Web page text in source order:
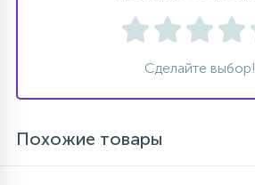
Сделайте выбор!
Похожие товары